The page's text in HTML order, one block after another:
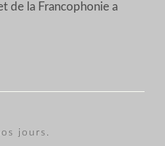
de la Francophonie a
jours.